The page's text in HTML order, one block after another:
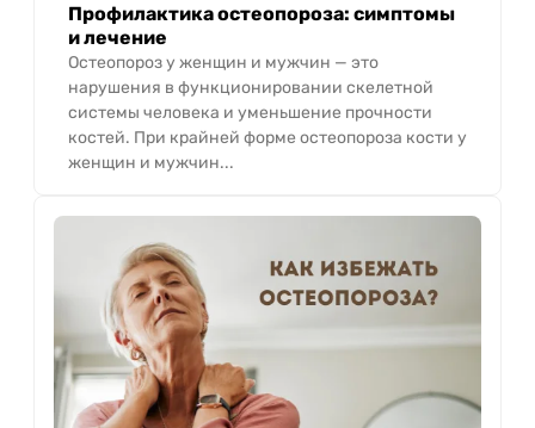
Профилактика остеопороза: симптомы
и лечение
Остеопороз у женщин и мужчин — это
нарушения в функционировании скелетной
системы человека и уменьшение прочности
костей. При крайней форме остеопороза кости у
женщин и мужчин...